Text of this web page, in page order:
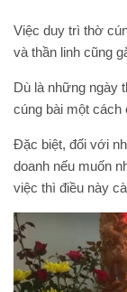
Việc duy trì thờ
và thần linh cũng
Dù là những ngày
cúng bài một cách
Đặc biệt, đối với
doanh nếu muốn
việc thì điều này